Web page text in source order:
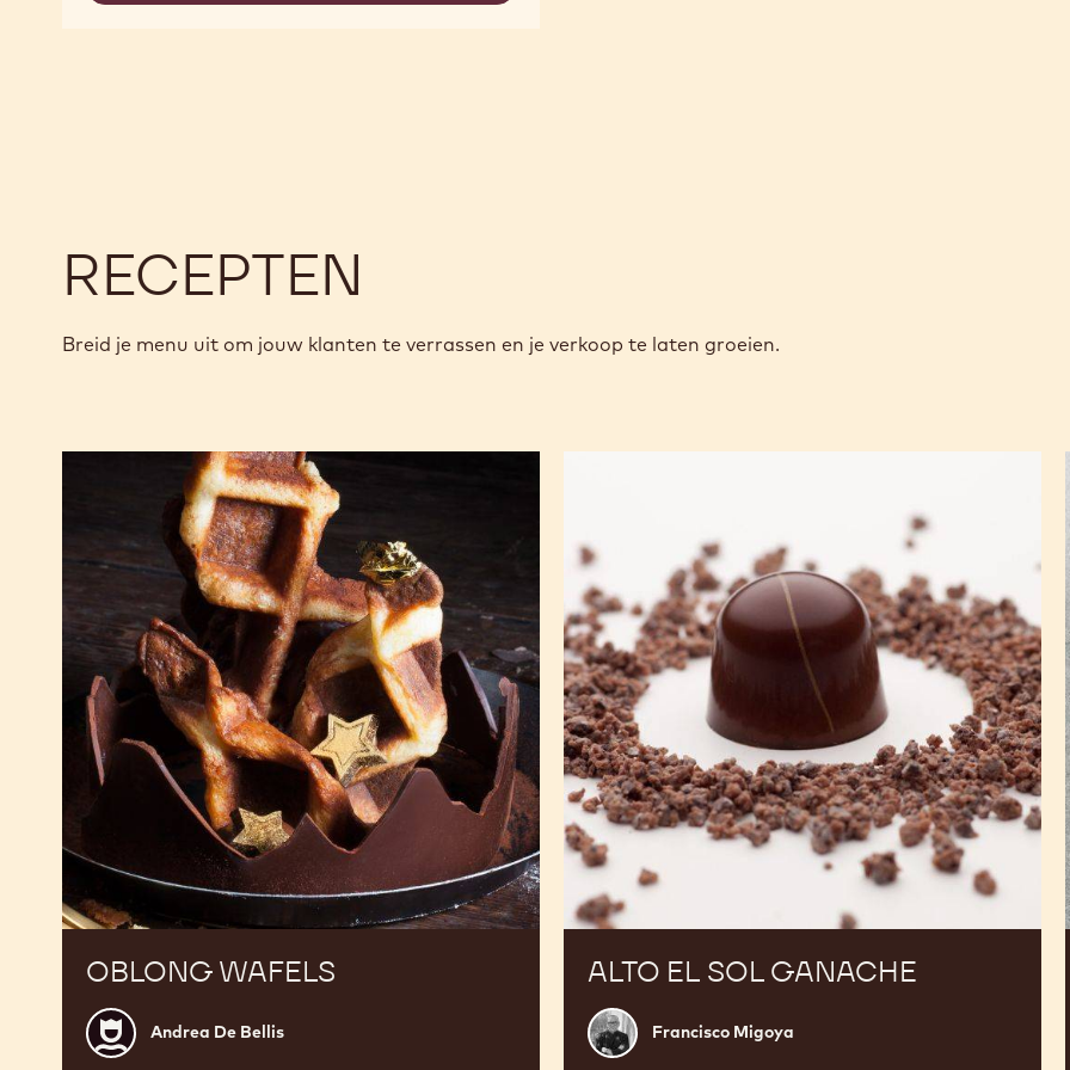
CHOCOLATE
RECEPTEN
Breid je menu uit om jouw klanten te verrassen en je verkoop te laten groeien.
OBLONG WAFELS
Andrea
De
Andrea De Bellis
ALTO EL SOL GANACHE
Francisco
Migoya
Francisco Migoya
Ganache